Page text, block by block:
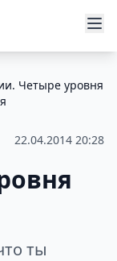
Четыре уровня
22.04.2014 20:28
ты